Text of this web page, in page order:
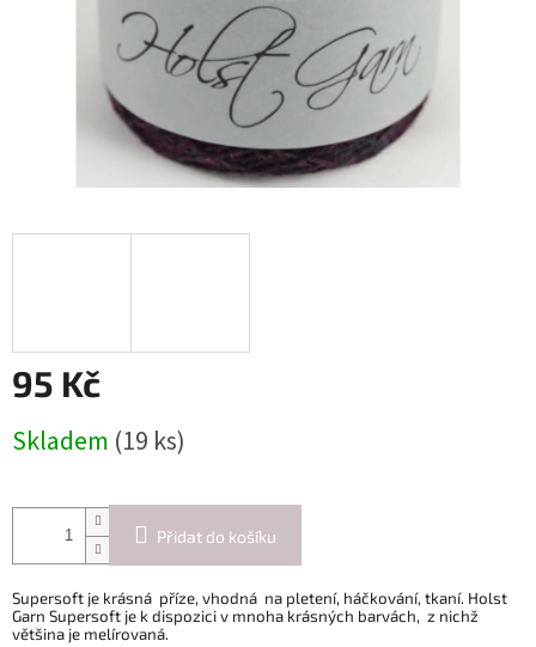
95 Kč
cena:
Skladem (19 ks)
Přidat do košíku
Supersoft je krásná příze, vhodná na pletení, háčkování, tkaní. Holst
Garn Supersoft je k dispozici v mnoha krásných barvách, z nichž
většina je melírovaná.